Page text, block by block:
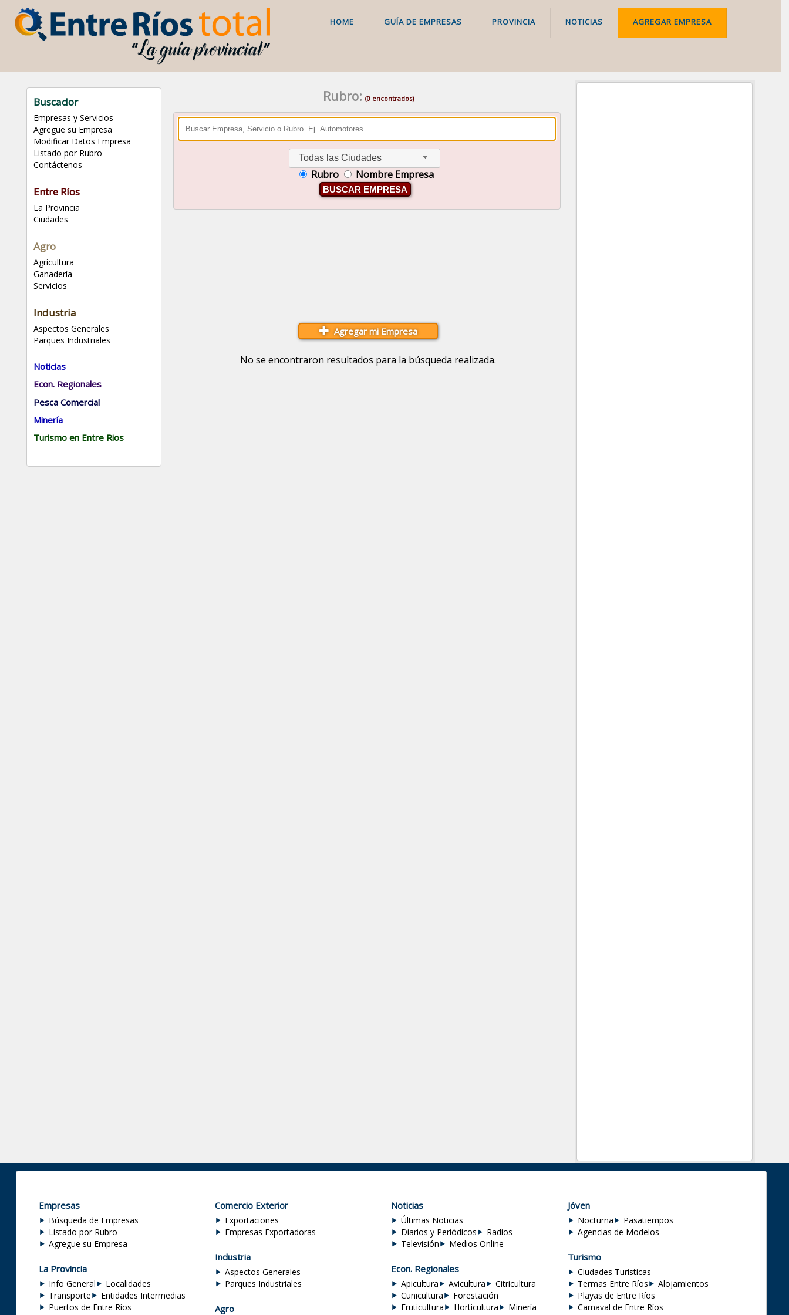
HOME GUÍA DE EMPRESAS PROVINCIA NOTICIAS AGREGAR EMPRESA
Buscador
Empresas y Servicios
Agregue su Empresa
Modificar Datos Empresa
Listado por Rubro
Contáctenos
Entre Ríos
La Provincia
Ciudades
Agro
Agricultura
Ganadería
Servicios
Industria
Aspectos Generales
Parques Industriales
Noticias
Econ. Regionales
Pesca Comercial
Minería
Turismo en Entre Rios
Rubro: (0 encontrados)
Todas las Ciudades
Rubro Nombre Empresa
BUSCAR EMPRESA
Agregar mi Empresa
No se encontraron resultados para la búsqueda realizada.
Empresas
Búsqueda de Empresas
Listado por Rubro
Agregue su Empresa
La Provincia
Info General
Localidades
Transporte
Entidades Intermedias
Puertos de Entre Ríos
Comercio Exterior
Exportaciones
Empresas Exportadoras
Industria
Aspectos Generales
Parques Industriales
Agro
Noticias
Últimas Noticias
Diarios y Periódicos
Radios
Televisión
Medios Online
Econ. Regionales
Apicultura Avicultura
Citricultura
Cunicultura
Forestación
Fruticultura
Horticultura
Minería
Jóven
Nocturna
Pasatiempos
Agencias de Modelos
Turismo
Ciudades Turísticas
Termas Entre Ríos
Alojamientos
Playas de Entre Ríos
Carnaval de Entre Ríos